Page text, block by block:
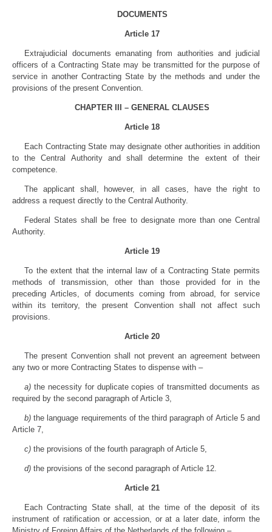
DOCUMENTS
Article 17
Extrajudicial documents emanating from authorities and judicial
officers of a Contracting State may be transmitted for the purpose of
service in another Contracting State by the methods and under the
provisions of the present Convention.
CHAPTER III – GENERAL CLAUSES
Article 18
Each Contracting State may designate other authorities in addition
to the Central Authority and shall determine the extent of their
competence.
The applicant shall, however, in all cases, have the right to
address a request directly to the Central Authority.
Federal States shall be free to designate more than one Central
Authority.
Article 19
To the extent that the internal law of a Contracting State permits
methods of transmission, other than those provided for in the
preceding Articles, of documents coming from abroad, for service
within its territory, the present Convention shall not affect such
provisions.
Article 20
The present Convention shall not prevent an agreement between
any two or more Contracting States to dispense with –
a) the necessity for duplicate copies of transmitted documents as
required by the second paragraph of Article 3,
b) the language requirements of the third paragraph of Article 5 and
Article 7,
c) the provisions of the fourth paragraph of Article 5,
d) the provisions of the second paragraph of Article 12.
Article 21
Each Contracting State shall, at the time of the deposit of its
instrument of ratification or accession, or at a later date, inform the